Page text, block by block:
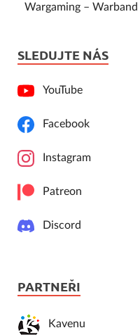
Wargaming – Warband
SLEDUJTE NÁS
YouTube
Facebook
Instagram
Patreon
Discord
PARTNEŘI
Kavenu